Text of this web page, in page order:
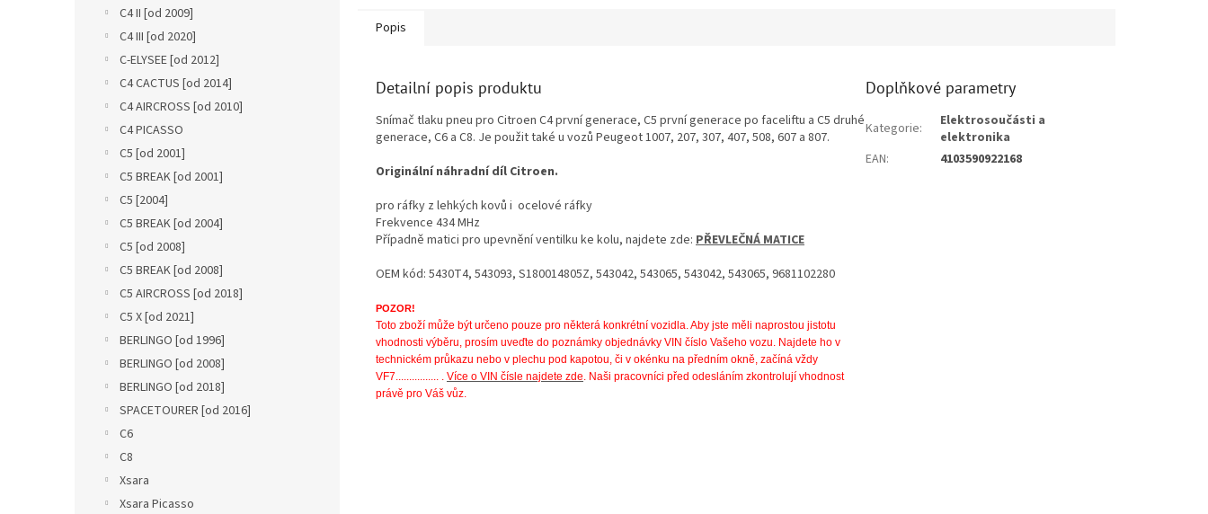
C4 II [od 2009]
C4 III [od 2020]
C-ELYSEE [od 2012]
C4 CACTUS [od 2014]
C4 AIRCROSS [od 2010]
C4 PICASSO
C5 [od 2001]
C5 BREAK [od 2001]
C5 [2004]
C5 BREAK [od 2004]
C5 [od 2008]
C5 BREAK [od 2008]
C5 AIRCROSS [od 2018]
C5 X [od 2021]
BERLINGO [od 1996]
BERLINGO [od 2008]
BERLINGO [od 2018]
SPACETOURER [od 2016]
C6
C8
Xsara
Xsara Picasso
Popis
Detailní popis produktu
Snímač tlaku pneu pro Citroen C4 první generace, C5 první generace po faceliftu a C5 druhé
generace, C6 a C8. Je použit také u vozů Peugeot 1007, 207, 307, 407, 508, 607 a 807.
Originální náhradní díl Citroen.
pro ráfky z lehkých kovů i ocelové ráfky
Frekvence 434 MHz
Případně matici pro upevnění ventilku ke kolu, najdete zde: PŘEVLEČNÁ MATICE
OEM kód: 5430T4, 543093, S180014805Z, 543042, 543065, 543042, 543065, 9681102280
POZOR!
Toto zboží může být určeno pouze pro některá konkrétní vozidla. Aby jste měli naprostou jistotu
vhodnosti výběru, prosím uveďte do poznámky objednávky VIN číslo Vašeho vozu. Najdete ho v
technickém průkazu nebo v plechu pod kapotou, či v okénku na předním okně, začíná vždy
VF7................ . Více o VIN čísle najdete zde. Naši pracovníci před odesláním zkontrolují vhodnost
právě pro Váš vůz.
Doplňkové parametry
Kategorie:
Elektrosoučásti a
elektronika
EAN: 4103590922168